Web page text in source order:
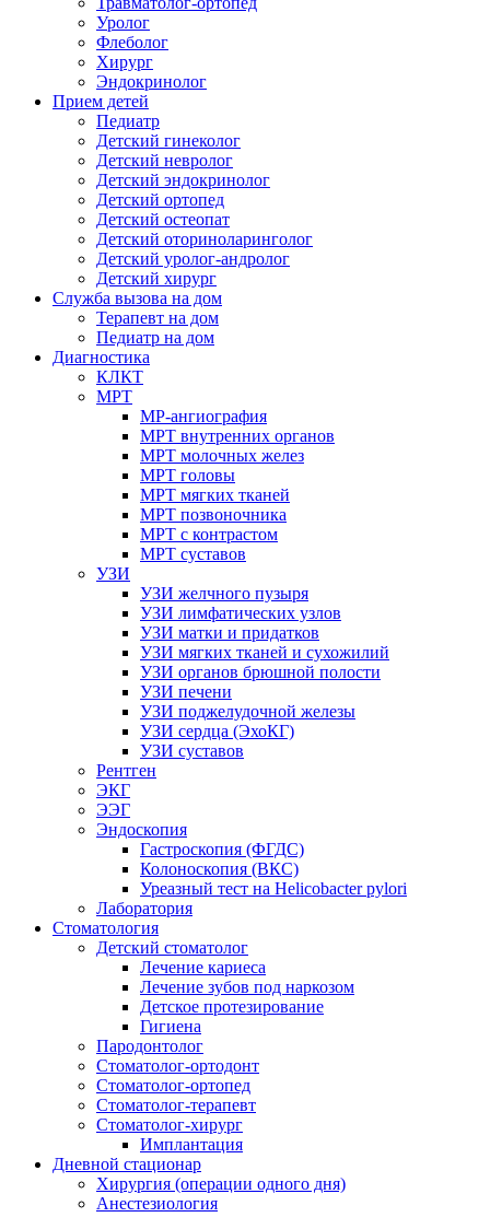
Уролог
Флеболог
Хирург
Эндокринолог
Прием детей
Педиатр
Детский гинеколог
Детский невролог
Детский эндокринолог
Детский ортопед
Детский остеопат
Детский оториноларинголог
Детский уролог-андролог
Детский хирург
Служба вызова на дом
Терапевт на дом
Педиатр на дом
Диагностика
КЛКТ
МРТ
МР-ангиография
МРТ внутренних органов
МРТ молочных желез
МРТ головы
МРТ мягких тканей
МРТ позвоночника
МРТ с контрастом
МРТ суставов
УЗИ
УЗИ желчного пузыря
УЗИ лимфатических узлов
УЗИ матки и придатков
УЗИ мягких тканей и сухожилий
УЗИ органов брюшной полости
УЗИ печени
УЗИ поджелудочной железы
УЗИ сердца (ЭхоКГ)
УЗИ суставов
Рентген
ЭКГ
ЭЭГ
Эндоскопия
Гастроскопия (ФГДС)
Колоноскопия (ВКС)
Уреазный тест на Helicobacter pylori
Лаборатория
Стоматология
Детский стоматолог
Лечение кариеса
Лечение зубов под наркозом
Детское протезирование
Гигиена
Пародонтолог
Стоматолог-ортодонт
Стоматолог-ортопед
Стоматолог-терапевт
Стоматолог-хирург
Имплантация
Дневной стационар
Хирургия (операции одного дня)
Анестезиология